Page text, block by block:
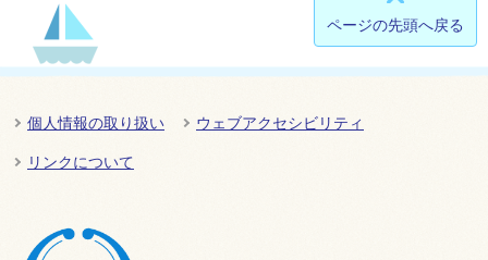
ページの先頭へ戻る
個人情報の取り扱い ウェブアクセシビリティ
リンクについて